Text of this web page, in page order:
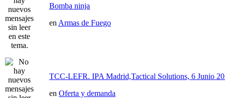
Bomba ninja
en Armas de Fuego
TCC-LEFR. IPA Madrid,Tactical Solutions, 6 Junio
en Oferta y demanda